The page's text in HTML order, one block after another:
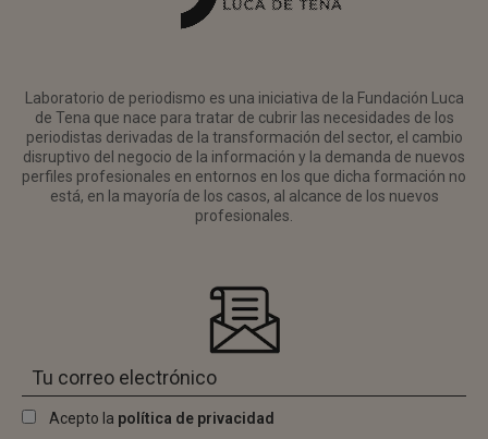
Laboratorio de periodismo es una iniciativa de la Fundación Luca
de Tena que nace para tratar de cubrir las necesidades de los
periodistas derivadas de la transformación del sector, el cambio
disruptivo del negocio de la información y la demanda de nuevos
perfiles profesionales en entornos en los que dicha formación no
está, en la mayoría de los casos, al alcance de los nuevos
profesionales.
Acepto la política de privacidad